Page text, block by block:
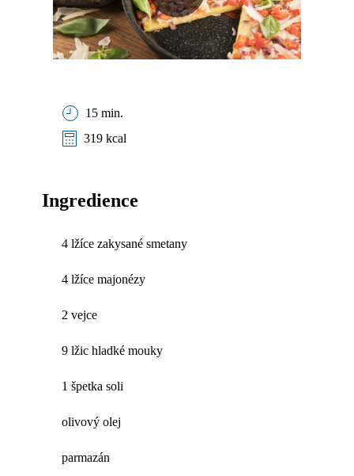
15 min.
319 kcal
Ingredience
4 lžíce zakysané smetany
4 lžíce majonézy
2 vejce
9 lžic hladké mouky
1 špetka soli
olivový olej
parmazán